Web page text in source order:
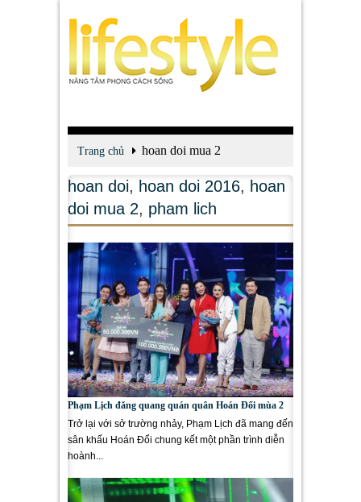
Trang chủ hoan doi mua 2
hoan doi, hoan doi 2016, hoan
doi mua 2, pham lich
Phạm Lịch đăng quang quán quân Hoán Đổi mùa 2
Trở lại với sở trường nhảy, Phạm Lịch đã mang đến
sân khấu Hoán Đổi chung kết một phần trình diễn
hoành...